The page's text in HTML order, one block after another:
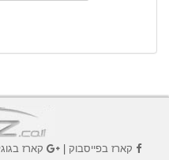
קארז בפייסבוק| קארז